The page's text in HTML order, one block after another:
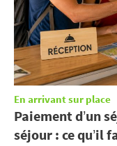
En arrivant sur place
Paiement d’un
séjour : ce qu’il